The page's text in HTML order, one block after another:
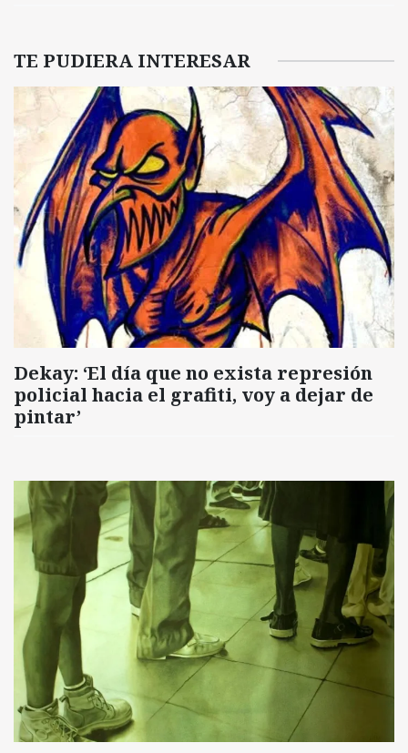
TE PUDIERA INTERESAR
Dekay: ‘El día que no exista represión
policial hacia el grafiti, voy a dejar de
pintar’